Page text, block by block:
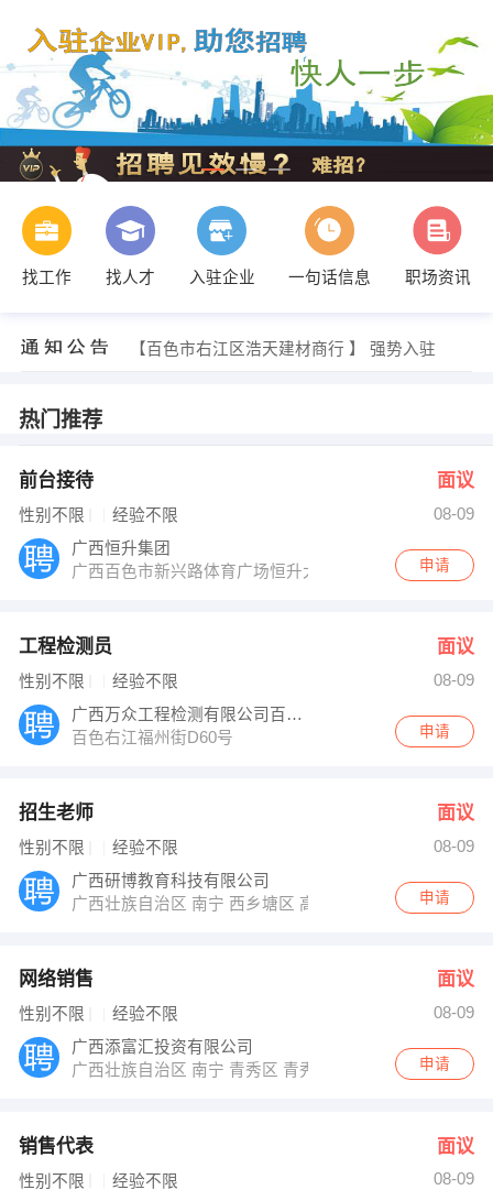
找工作 找人才 入驻企业 一句话信息
职场资讯
【百色市右江区浩天建材商行 】 强势入驻
康女士 发布 [销售代表 ] 招聘信息
【平果华锋电脑科技发展有限公司 】 强势入驻
热门推荐
前台接待 面议
性别不限 经验不限
08-09
广西恒升集团
广西百色市新兴路体育广场恒升大厦
申请
工程检测员 面议
性别不限 经验不限
08-09
广西万众工程检测有限公司百色分公司
百色右江福州街D60号
申请
招生老师 面议
性别不限 经验不限
08-09
广西研博教育科技有限公司
广西壮族自治区 南宁 西乡塘区 高新区科园东四路远信大
申请
网络销售 面议
性别不限 经验不限
08-09
广西添富汇投资有限公司
广西壮族自治区 南宁 青秀区 青秀区铭湖经典B座28楼
申请
销售代表 面议
性别不限 经验不限
08-09